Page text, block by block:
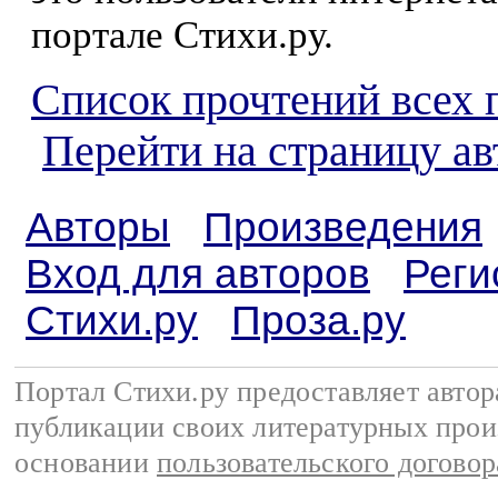
портале Стихи.ру.
Список прочтений всех
Перейти на страницу
Авторы
Произведения
Вход для авторов
Стихи.ру
Проза.ру
Портал Стихи.ру предоставляет
публикации своих литературных
основании пользовательского